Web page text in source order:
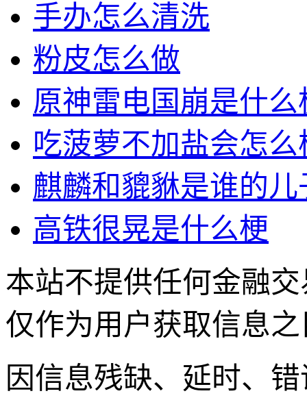
手办怎么清洗
粉皮怎么做
原神雷电国崩是什么
吃菠萝不加盐会怎么
麒麟和貔貅是谁的儿
高铁很晃是什么梗
本站不提供任何金融
仅作为用户获取信息
因信息残缺、延时、